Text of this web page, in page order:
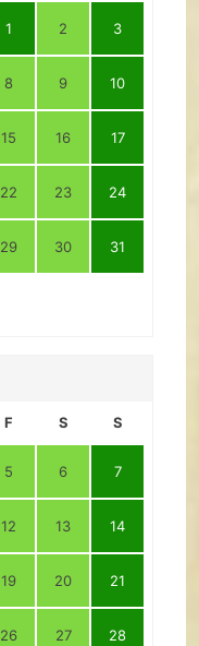
1 2 3
8 9 10
15 16 17
22 23 24
29 30 31
F S S
5 6 7
12 13 14
19 20 21
26 27 28